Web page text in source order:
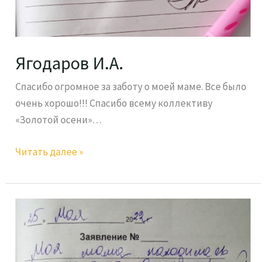
Ягодаров И.А.
Спасибо огромное за заботу о моей маме. Все было
очень хорошо!!! Спасибо всему коллективу
«Золотой осени»…
Читать далее »
Ильина
О.Г.